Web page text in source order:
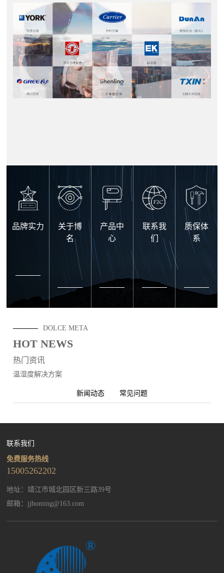
品牌实力
关于博
名
产品中
心
联系我
们
质保体
系
DOLCE META
HOT NEWS
热门资讯
温湿度解决方案
新闻动态 常见问题
联系我们
免费服务热线
15005262202
地址：靖江市城北园区新三路39号
邮箱： jjboming@163.com